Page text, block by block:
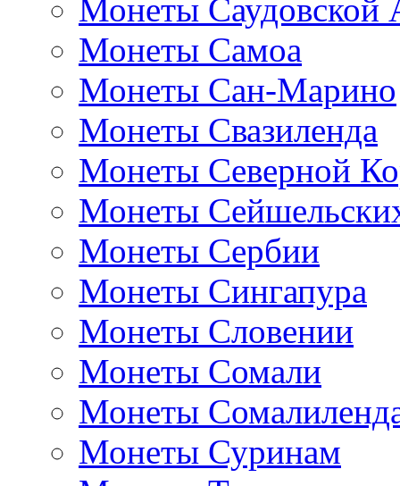
Монеты Саудовской
Монеты Самоа
Монеты Сан-Марино
Монеты Свазиленда
Монеты Северной
Монеты
Монеты Сербии
Монеты Сингапура
Монеты Словении
Монеты Сомали
Монеты
Монеты Суринам